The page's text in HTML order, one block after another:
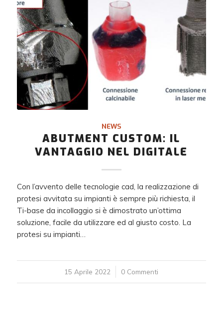
NEWS
ABUTMENT CUSTOM: IL
VANTAGGIO NEL DIGITALE
Con l’avvento delle tecnologie cad, la realizzazione di
protesi avvitata su impianti è sempre più richiesta, il
Ti-base da incollaggio si è dimostrato un’ottima
soluzione, facile da utilizzare ed al giusto costo. La
protesi su impianti…
15 Aprile 2022
/ 0 Commenti